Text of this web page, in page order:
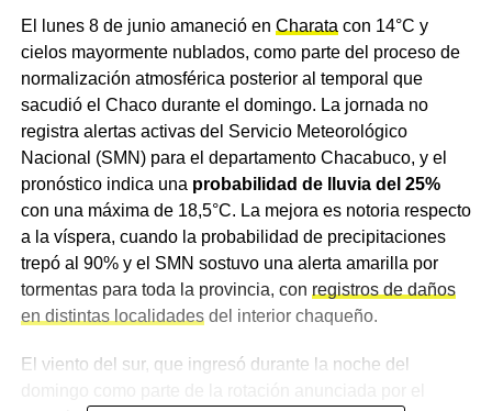
El lunes 8 de junio amaneció en Charata con 14°C y
cielos mayormente nublados, como parte del proceso de
normalización atmosférica posterior al temporal que
sacudió el Chaco durante el domingo. La jornada no
registra alertas activas del Servicio Meteorológico
Nacional (SMN) para el departamento Chacabuco, y el
pronóstico indica una probabilidad de lluvia del 25%
con una máxima de 18,5°C. La mejora es notoria respecto
a la víspera, cuando la probabilidad de precipitaciones
trepó al 90% y el SMN sostuvo una alerta amarilla por
tormentas para toda la provincia, con registros de daños
en distintas localidadesdel interior chaqueño.
El viento del sur, que ingresó durante la noche del